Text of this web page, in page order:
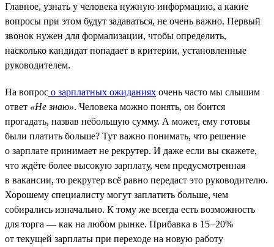
Главное, узнать у человека нужную информацию, а какие
вопросы при этом будут задаваться, не очень важно. Первый
звонок нужен для формализации, чтобы определить,
насколько кандидат попадает в критерии, установленные
руководителем.
На вопрос о зарплатных ожиданиях очень часто мы слышим
ответ «Не знаю». Человека можно понять, он боится
прогадать, назвав небольшую сумму. А может, ему готовы
были платить больше? Тут важно понимать, что решение
о зарплате принимает не рекрутер. И даже если вы скажете,
что ждёте более высокую зарплату, чем предусмотренная
в вакансии, то рекрутер всё равно передаст это руководителю.
Хорошему специалисту могут заплатить больше, чем
собирались изначально. К тому же всегда есть возможность
для торга — как на любом рынке. Прибавка в 15−20%
от текущей зарплаты при переходе на новую работу